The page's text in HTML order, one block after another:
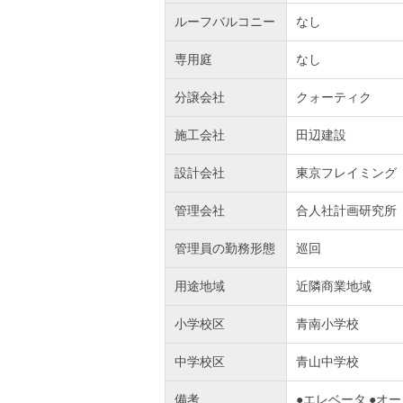
ルーフバルコニー なし
専用庭 なし
分譲会社 クォーティク
施工会社 田辺建設
設計会社 東京フレイミング
管理会社 合人社計画研究所
管理員の勤務形態 巡回
用途地域 近隣商業地域
小学校区 青南小学校
中学校区 青山中学校
備考 ●エレベータ ●オ